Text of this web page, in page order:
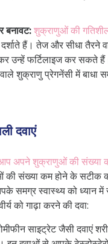
बनावट:शुक्राणुओं की
दर्शाते हैं। तेज और सीधा तैरने
उन्हें फर्टिलाइज कर सकते
शुक्राणु प्रेगनेंसी में बाधा
दवाएं
अपने शुक्राणुओं की संख्या
संख्या कम होने के सटीक
समग्र स्वास्थ्य को ध्यान में
को गाढ़ा करने की दवा:
साइट्रेट जैसी दवाएं